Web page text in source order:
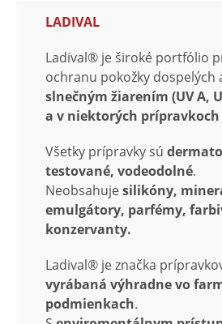
LADIVAL
Ladival® je široké portfólio
ochranu pokožky dospelých
slnečným žiarením (UV A,
a v niektorých prípravkoch
Všetky prípravky sú
testované, vodeodolné.
Neobsahujesilikóny,
emulgátory, parfémy,
konzervanty.
Ladival® je značka
vyrábaná výhradne vo
podmienkach.